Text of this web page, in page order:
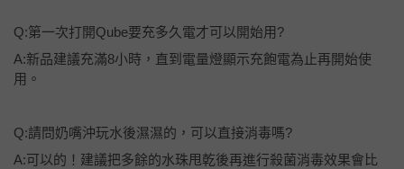
Q:第一次打開Qube要充多久電才可以開始用?
A:新品建議充滿8小時，直到電量燈顯示充飽電為止再開始使
用。
Q:請問奶嘴沖玩水後濕濕的，可以直接消毒嗎?
A:可以的！建議把多餘的水珠甩乾後再進行殺菌消毒效果會比